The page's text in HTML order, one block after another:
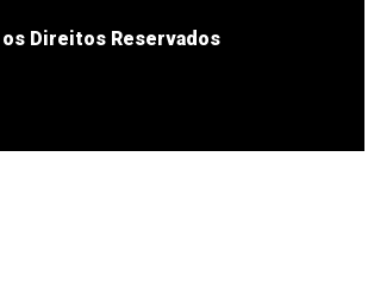
os Direitos Reservados